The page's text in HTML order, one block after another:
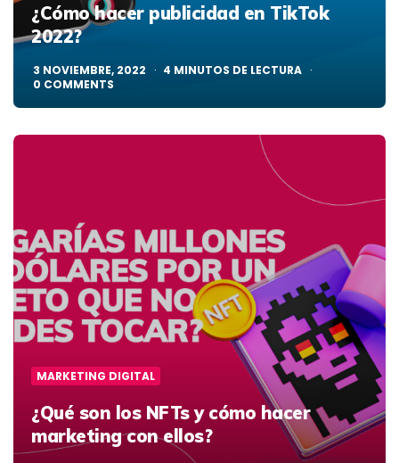
¿Cómo hacer publicidad en TikTok
2022?
3 NOVIEMBRE, 2022 4 MINUTOS DE LECTURA
0 COMMENTS
MARKETING DIGITAL
¿Qué son los NFTs y cómo hacer
marketing con ellos?